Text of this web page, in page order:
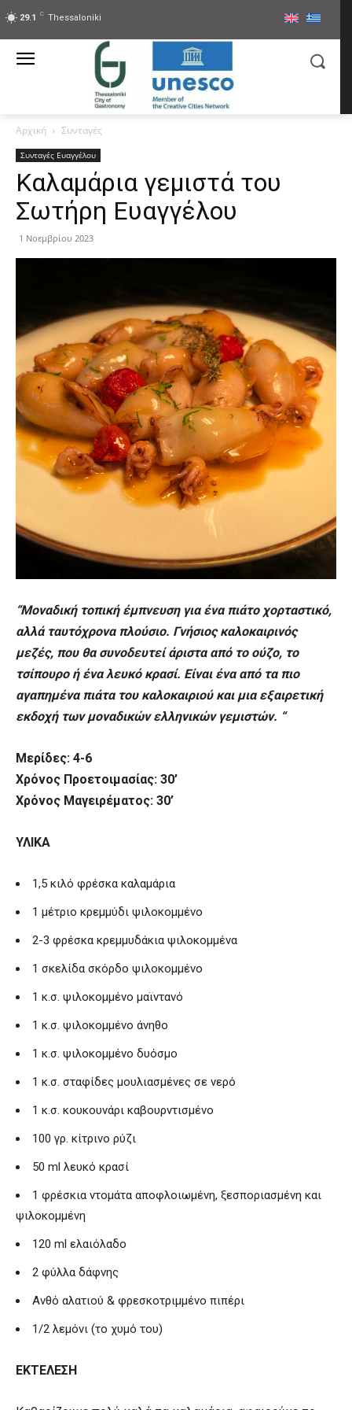
29.1 C Thessaloniki
Αρχική Συνταγές
Συνταγές Ευαγγέλου
Καλαμάρια γεμιστά του
Σωτήρη Ευαγγέλου
1 Νοεμβρίου 2023
“Μοναδική τοπική έμπνευση για ένα πιάτο χορταστικό,
αλλά ταυτόχρονα πλούσιο. Γνήσιος καλοκαιρινός
μεζές, που θα συνοδευτεί άριστα από το ούζο, το
τσίπουρο ή ένα λευκό κρασί. Είναι ένα από τα πιο
αγαπημένα πιάτα του καλοκαιριού και μια εξαιρετική
εκδοχή των μοναδικών ελληνικών γεμιστών. “
Μερίδες: 4-6
Χρόνος Προετοιμασίας: 30’
Χρόνος Μαγειρέματος: 30’
ΥΛΙΚΑ
1,5 κιλό φρέσκα καλαμάρια
1 μέτριο κρεμμύδι ψιλοκομμένο
2-3 φρέσκα κρεμμυδάκια ψιλοκομμένα
1 σκελίδα σκόρδο ψιλοκομμένο
1 κ.σ. ψιλοκομμένο μαϊντανό
1 κ.σ. ψιλοκομμένο άνηθο
1 κ.σ. ψιλοκομμένο δυόσμο
1 κ.σ. σταφίδες μουλιασμένες σε νερό
1 κ.σ. κουκουνάρι καβουρντισμένο
100 γρ. κίτρινο ρύζι
50 ml λευκό κρασί
1 φρέσκια ντομάτα αποφλοιωμένη, ξεσποριασμένη και
ψιλοκομμένη
120 ml ελαιόλαδο
2 φύλλα δάφνης
Ανθό αλατιού & φρεσκοτριμμένο πιπέρι
1/2 λεμόνι (το χυμό του)
ΕΚΤΕΛΕΣΗ